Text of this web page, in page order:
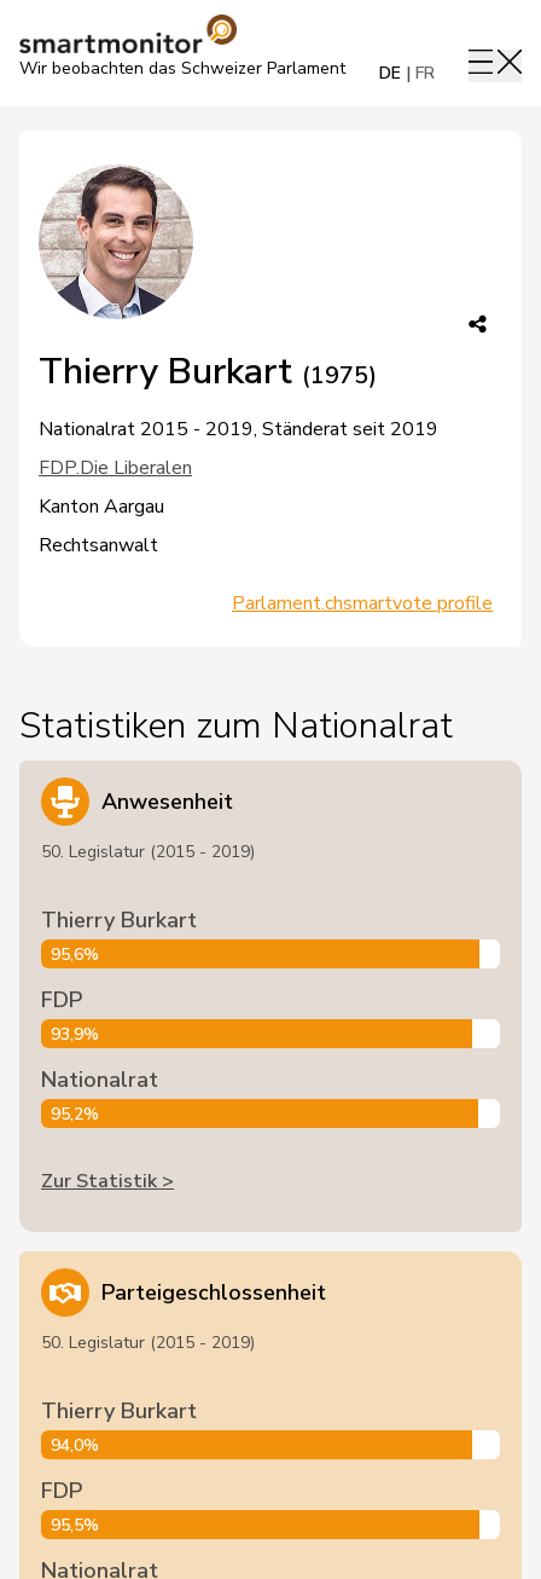
Wir beobachten das Schweizer Parlament DE FR
Thierry Burkart (1975)
Nationalrat 2015 - 2019, Ständerat seit 2019
FDP.Die Liberalen
Kanton Aargau
Rechtsanwalt
Parlament.chsmartvote profile
Statistiken zum Nationalrat
Anwesenheit
50. Legislatur (2015 - 2019)
Thierry Burkart
95,6%
FDP
93,9%
Nationalrat
95,2%
Zur Statistik >
Parteigeschlossenheit
50. Legislatur (2015 - 2019)
Thierry Burkart
94,0%
FDP
95,5%
Nationalrat